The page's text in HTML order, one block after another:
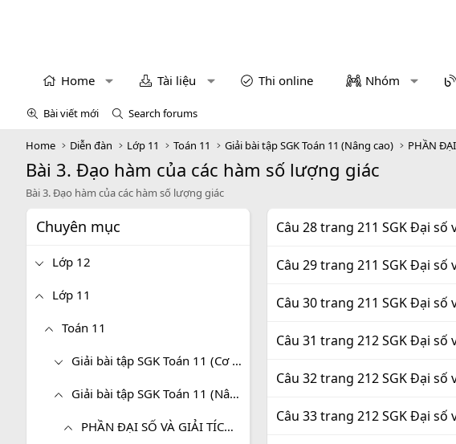
Home Tài liệu Thi online Nhóm
Bài viết mới Search forums
Home Diễn đàn Lớp 11 Toán 11 Giải bài tập SGK Toán 11 (Nâng cao)
Bài 3. Đạo hàm của các hàm số lượng giác
Bài 3. Đạo hàm của các hàm số lượng giác
Chuyên mục
Lớp 12
Lớp 11
Toán 11
Giải bài tập SGK Toán 11 (Cơ bản)
Giải bài tập SGK Toán 11 (Nâng cao)
PHẦN ĐẠI SỐ VÀ GIẢI TÍCH - SGK TOÁN 11 (NÂNG CAO)
Câu 28 trang 211 SGK Đại số
Câu 29 trang 211 SGK Đại số
Câu 30 trang 211 SGK Đại số
Câu 31 trang 212 SGK Đại số
Câu 32 trang 212 SGK Đại số
Câu 33 trang 212 SGK Đại số